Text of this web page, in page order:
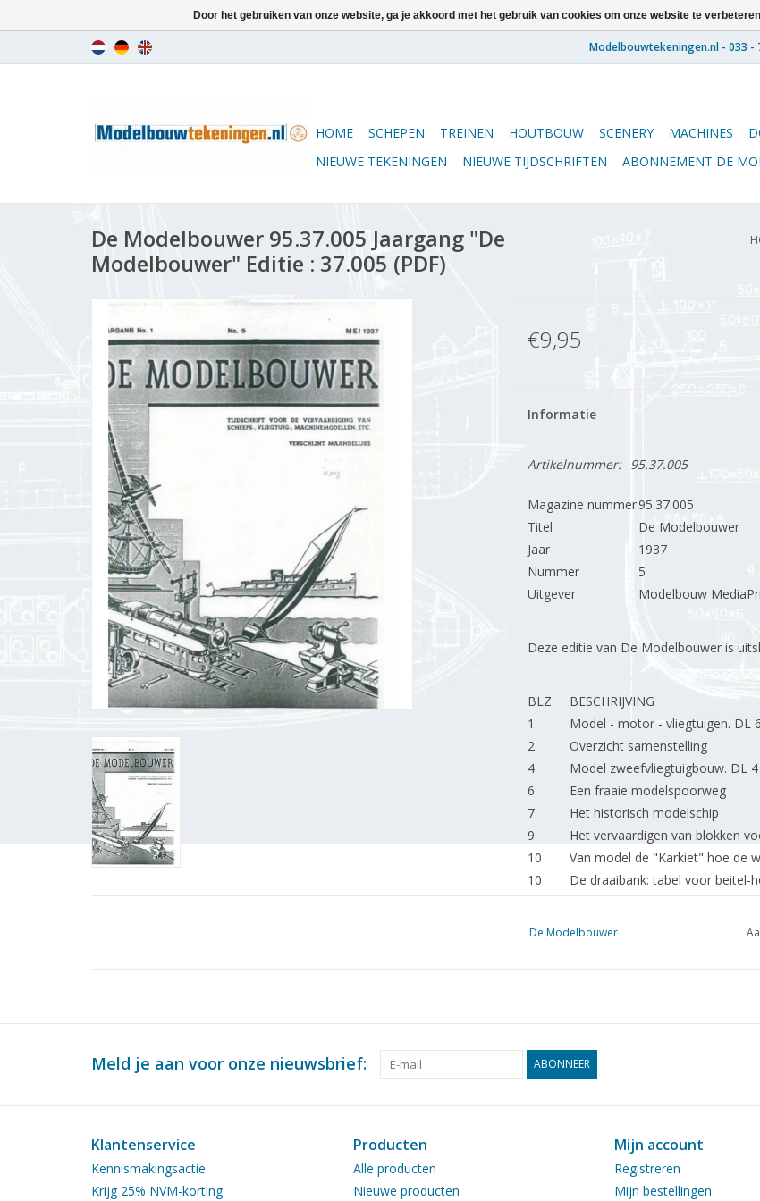
HOME SCHEPEN TREINEN HOUTBOUW SCENERY MACHINES
NIEUWE TEKENINGEN
NIEUWE TIJDSCHRIFTEN ABONNEMENT DE
De Modelbouwer 95.37.005 Jaargang "De
Modelbouwer" Editie : 37.005 (PDF)
€9,95
Informatie
Artikelnummer: 95.37.005
Magazine nummer95.37.005
Titel
De Modelbouwer
Jaar
1937
Nummer
5
Uitgever
Modelbouw
Deze editie van De Modelbouwer is
BLZ BESCHRIJVING
1
Model - motor - vliegtuigen. DL 6
2
Overzicht samenstelling
4
Model zweefvliegtuigbouw. DL 4
6
Een fraaie modelspoorweg
7
Het historisch modelschip
9
Het vervaardigen van blokken
10
Van model de "Karkiet" hoe de
10
De draaibank: tabel voor beitel-
13
De draaibank: draaiprobleem
16
Een enquete
De Modelbouwer
Meld je aan voor onze nieuwsbrief: ABONNEER
Klantenservice
Kennismakingsactie
Krijg 25% NVM-korting
Producten
Alle producten
Nieuwe producten
Mijn account
Registreren
Mijn bestellingen
Door het gebruiken van onze website, ga je akkoord met het gebruik van cookies om onze website te